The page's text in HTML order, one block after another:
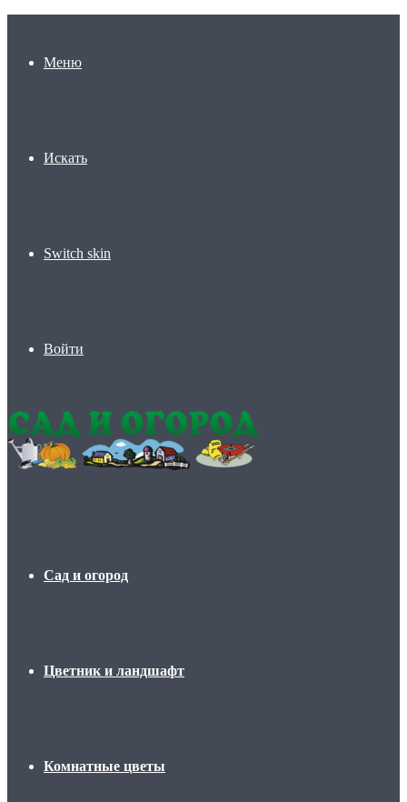
Меню
Искать
Switch skin
Войти
Сад и огород
Цветник и ландшафт
Комнатные цветы